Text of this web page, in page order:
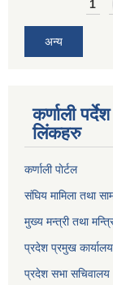
1
अन्य
कर्णाली
लिंकहरु
कर्णाली पाेर्टल
संघिय मामिला तथा
मुख्य मन्त्री तथा
प्रदेश प्रमुख कार्यालय
प्रदेश सभा सचिवालय